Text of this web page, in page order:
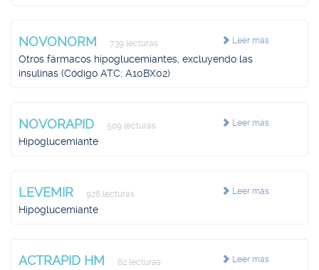
Leer más
NOVONORM 739 lecturas
Otros fármacos hipoglucemiantes, excluyendo las
insulinas (Código ATC: A10BX02)
Leer más
NOVORAPID 509 lecturas
Hipoglucemiante
Leer más
LEVEMIR 926 lecturas
Hipoglucemiante
Leer más
ACTRAPID HM 62 lecturas